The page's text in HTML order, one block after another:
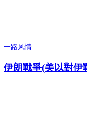
一路风情
伊朗戰爭(美以對伊